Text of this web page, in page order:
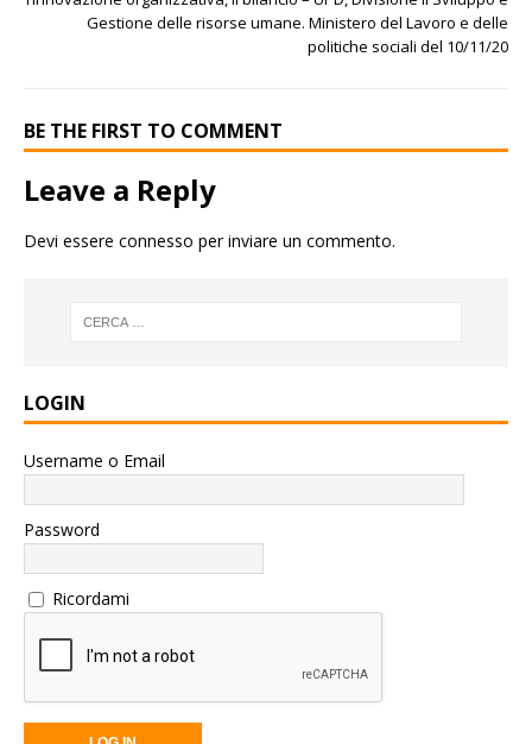
Gestione delle risorse umane. Ministero del Lavoro e delle
politiche sociali del 10/11/20
BE THE FIRST TO COMMENT
Leave a Reply
Devi essere connesso per inviare un commento.
LOGIN
Username o Email
Password
Ricordami